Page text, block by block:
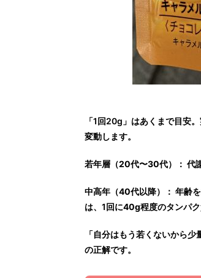
「1回20g」はあくまで目安
変動します。
若年層（20代〜30代）： 代
中高年（40代以降）： 年齢
は、1回に40g程度のタンパ
「自分はもう若くないから
の正解です。